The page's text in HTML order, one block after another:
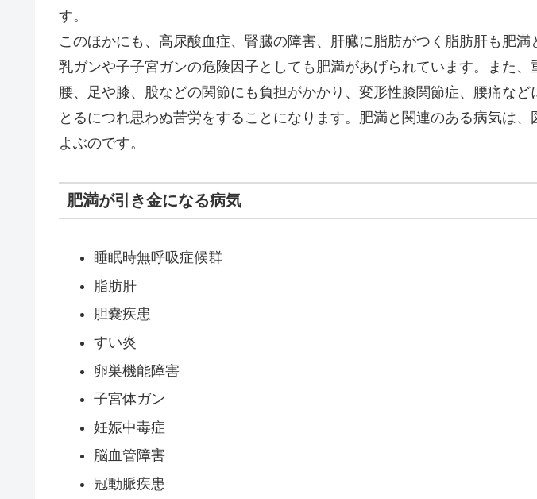
す。
このほかにも、高尿酸血症、腎臓の障害、肝臓に脂肪がつく脂肪肝も肥満
乳ガンや子子宮ガンの危険因子としても肥満があげられています。また、
腰、足や膝、股などの関節にも負担がかかり、変形性膝関節症、腰痛など
とるにつれ思わぬ苦労をすることになります。肥満と関連のある病気は、
よぶのです。
肥満が引き金になる病気
睡眠時無呼吸症候群
脂肪肝
胆嚢疾患
すい炎
卵巣機能障害
子宮体ガン
妊娠中毒症
脳血管障害
冠動脈疾患